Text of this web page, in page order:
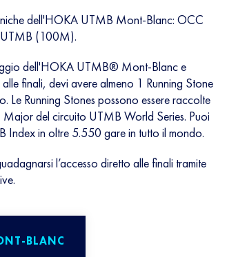
dell'HOKA UTMB Mont-Blanc: OCC
(100M).
dell'HOKA UTMB® Mont-Blanc e
finali, devi avere almeno 1 Running Stone
Le Running Stones possono essere raccolte
Major del circuito UTMB World Series. Puoi
Index in oltre 5.550 gare in tutto il mondo.
l’accesso diretto alle finali tramite
BLANC